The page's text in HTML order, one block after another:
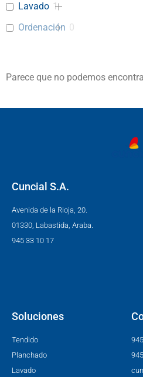
Lavado 1
Ordenación 0
Parece que no podemos
Cuncial S.A.
Avenida de la Rioja, 20.
01330, Labastida, Araba.
945 33 10 17
Soluciones
Tendido
Planchado
Lavado